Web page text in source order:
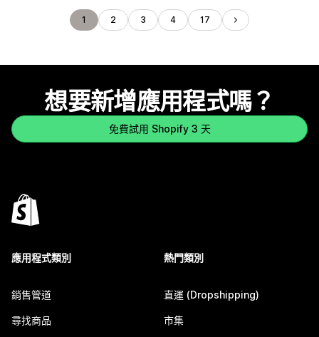
1 2 3 4 17
想要新增應用程式嗎？
免費試用 Shopify 3 天
應用程式類別
銷售管道
尋找商品
熱門類別
直運 (Dropshipping)
市集